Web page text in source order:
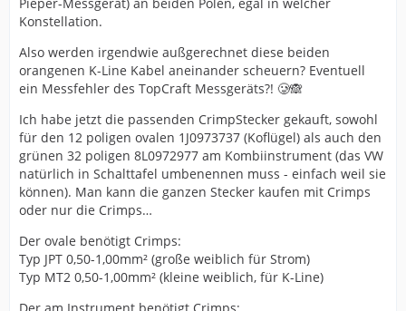
Konstellation.
Also werden irgendwie außgerechnet diese beiden
orangenen K-Line Kabel aneinander scheuern? Eventuell
ein Messfehler des TopCraft Messgeräts?! 🥲🙈
Ich habe jetzt die passenden CrimpStecker gekauft, sowohl
für den 12 poligen ovalen 1J0973737 (Koflügel) als auch den
grünen 32 poligen 8L0972977 am Kombiinstrument (das VW
natürlich in Schalttafel umbenennen muss - einfach weil sie
können). Man kann die ganzen Stecker kaufen mit Crimps
oder nur die Crimps…
Der ovale benötigt Crimps:
Typ JPT 0,50-1,00mm² (große weiblich für Strom)
Typ MT2 0,50-1,00mm² (kleine weiblich, für K-Line)